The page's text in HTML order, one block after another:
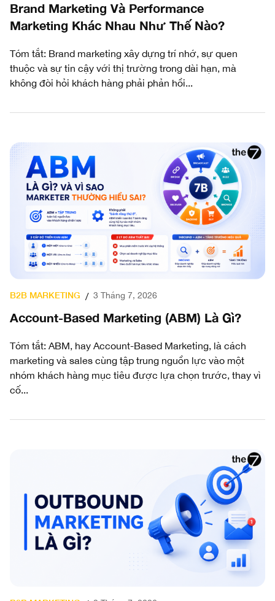
Brand Marketing Và Performance
Marketing Khác Nhau Như Thế Nào?
Tóm tắt: Brand marketing xây dựng trí nhớ, sự quen
thuộc và sự tin cậy với thị trường trong dài hạn, mà
không đòi hỏi khách hàng phải phản hồi...
B2B MARKETING / 3 Tháng 7, 2026
Account-Based Marketing (ABM) Là Gì?
Tóm tắt: ABM, hay Account-Based Marketing, là cách
marketing và sales cùng tập trung nguồn lực vào một
nhóm khách hàng mục tiêu được lựa chọn trước, thay vì
cố...